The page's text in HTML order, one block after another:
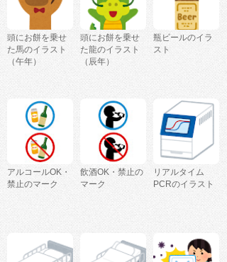
頭にお餅を乗せ
た馬のイラスト
（午年）
頭にお餅を乗せ
た龍のイラスト
（辰年）
瓶ビールのイラ
スト
アルコールOK・
禁止のマーク
飲酒OK・禁止の
マーク
リアルタイム
PCRのイラスト